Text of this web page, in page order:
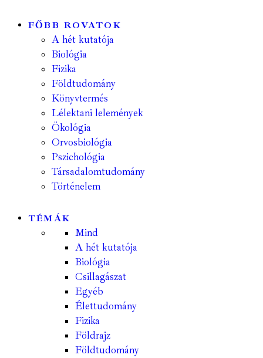
FŐBB ROVATOK
A hét kutatója
Biológia
Fizika
Földtudomány
Könyvtermés
Lélektani lelemények
Ökológia
Orvosbiológia
Pszichológia
Társadalomtudomány
Történelem
TÉMÁK
Mind
A hét kutatója
Biológia
Csillagászat
Egyéb
Élettudomány
Fizika
Földrajz
Földtudomány